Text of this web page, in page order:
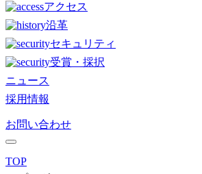
アクセス
沿革
セキュリティ
受賞・採択
ニュース
採用情報
お問い合わせ
TOP